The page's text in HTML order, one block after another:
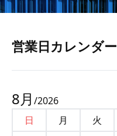
営業⽇カレンダー
8月 /2026
日
月 火